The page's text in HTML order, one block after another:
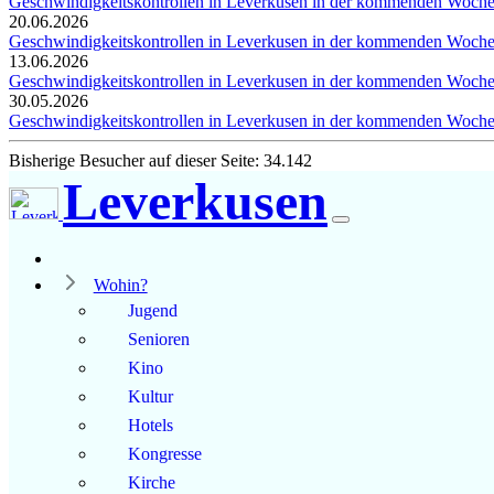
20.06.2026
Geschwindigkeitskontrollen in Leverkusen in der kommenden Woche
13.06.2026
Geschwindigkeitskontrollen in Leverkusen in der kommenden Woche
30.05.2026
Geschwindigkeitskontrollen in Leverkusen in der kommenden Woche
Bisherige Besucher auf dieser Seite: 34.142
Leverkusen
Wohin?
Jugend
Senioren
Kino
Kultur
Hotels
Kongresse
Kirche